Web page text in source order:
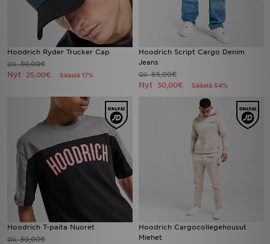
Hoodrich Ryder Trucker Cap
Oli30,00€
Nyt 25,00€ Säästä 17%
Hoodrich Script Cargo Denim
Jeans
Oli65,00€
Nyt 30,00€ Säästä 54%
Hoodrich T-paita Nuoret
Oli30,00€
Hoodrich Cargocollegehousut
Miehet